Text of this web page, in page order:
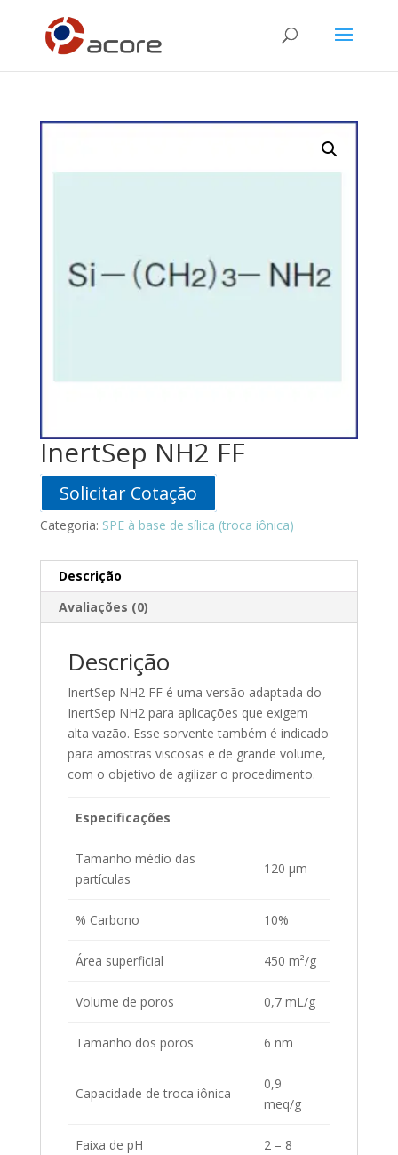
InertSep NH2 FF
Solicitar Cotação
Categoria: SPE à base de sílica (troca iônica)
Descrição
Avaliações (0)
Descrição
InertSep NH2 FF é uma versão adaptada do
InertSep NH2 para aplicações que exigem
alta vazão. Esse sorvente também é indicado
para amostras viscosas e de grande volume,
com o objetivo de agilizar o procedimento.
Especificações
Tamanho médio das
partículas
120 µm
% Carbono 10%
Área superficial 450 m²/g
Volume de poros 0,7 mL/g
Tamanho dos poros 6 nm
Capacidade de troca iônica
0,9
meq/g
Faixa de pH 2 – 8